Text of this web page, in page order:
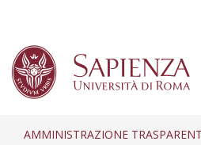
AMMINISTRAZIONE